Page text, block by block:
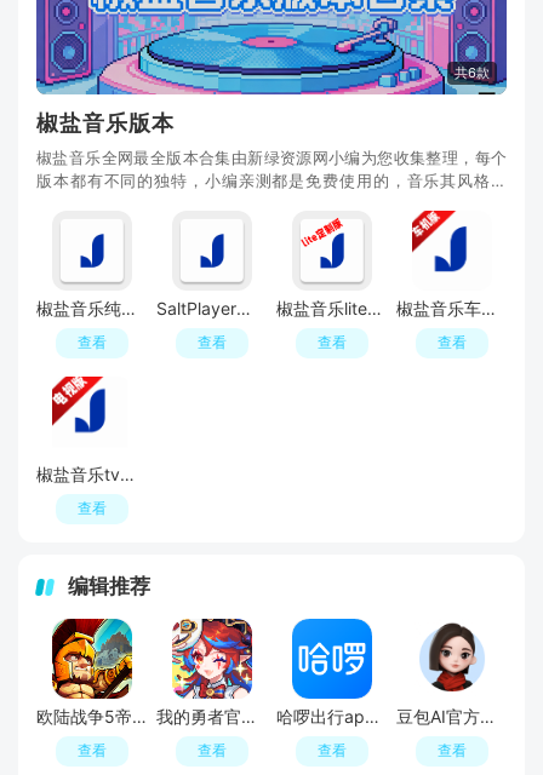
共6款
椒盐音乐版本
椒盐音乐全网最全版本合集由新绿资源网小编为您收集整理，每个
版本都有不同的独特，小编亲测都是免费使用的，音乐其风格以
椒盐音乐纯净版(Salt Player)
查看
SaltPlayer椒盐音乐APP官方最新版
查看
椒盐音乐lite安卓版
查看
椒盐音乐车机版最新版
查看
椒盐音乐tv版最新版本
查看
编辑推荐
欧陆战争5帝国2026官方最新版
查看
我的勇者官方正版手游
查看
哈啰出行app2026最新版
查看
豆包AI官方最新版
查看